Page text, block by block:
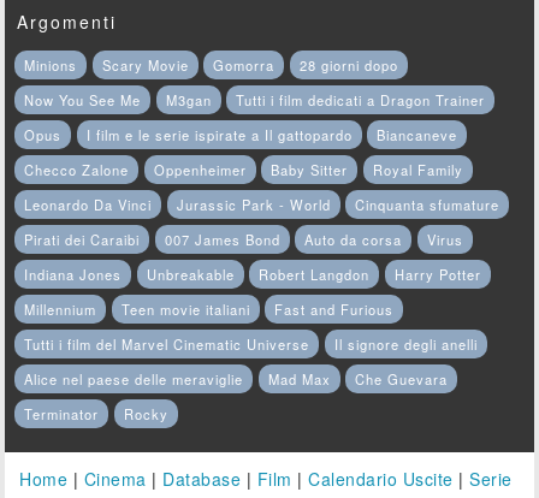
Argomenti
Minions Scary Movie Gomorra
28 giorni dopo
Now You See Me
M3gan
Tutti i film dedicati a Dragon Trainer
Opus
I film e le serie ispirate a Il gattopardo
Biancaneve
Checco Zalone
Oppenheimer Baby Sitter
Royal Family
Leonardo Da Vinci
Jurassic Park - World
Cinquanta sfumature
Pirati dei Caraibi
007 James Bond Auto da corsa
Virus
Indiana Jones
Unbreakable Robert Langdon
Harry Potter
Millennium
Teen movie italiani
Fast and Furious
Tutti i film del Marvel Cinematic Universe
Il signore degli anelli
Alice nel paese delle meraviglie
Mad Max
Che Guevara
Terminator
Rocky
Home | Cinema | Database | Film |Calendario Uscite |Serie